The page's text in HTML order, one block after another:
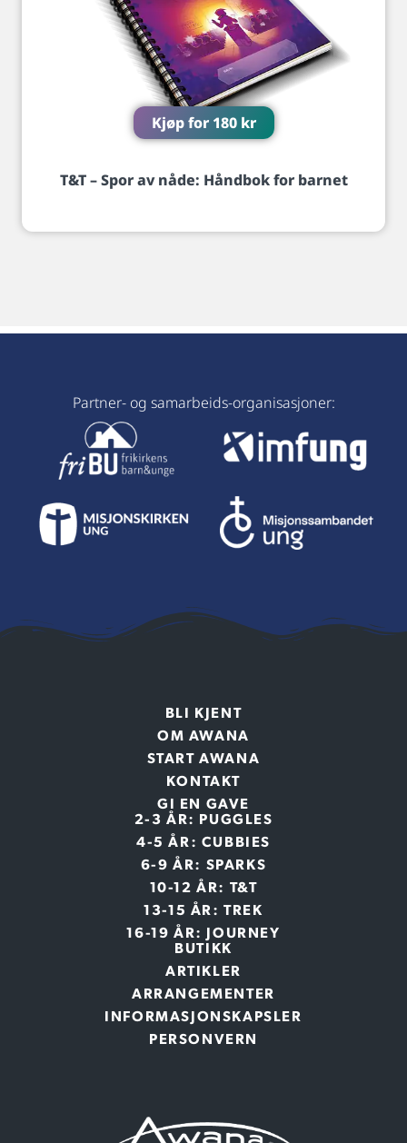
Kjøp for 180 kr
T&T – Spor av nåde: Håndbok for barnet
Partner- og samarbeids-organisasjoner:
BLI KJENT
OM AWANA
START AWANA
KONTAKT
GI EN GAVE
2-3 ÅR: PUGGLES
4-5 ÅR: CUBBIES
6-9 ÅR: SPARKS
10-12 ÅR: T&T
13-15 ÅR: TREK
16-19 ÅR: JOURNEY
BUTIKK
ARTIKLER
ARRANGEMENTER
INFORMASJONSKAPSLER
PERSONVERN